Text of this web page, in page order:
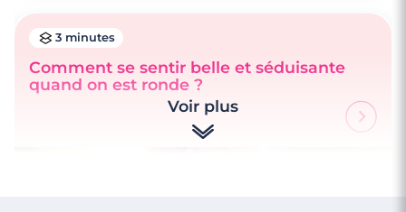
3 minutes
Comment se sentir belle et séduisante
quand on est ronde ?
Voir plus